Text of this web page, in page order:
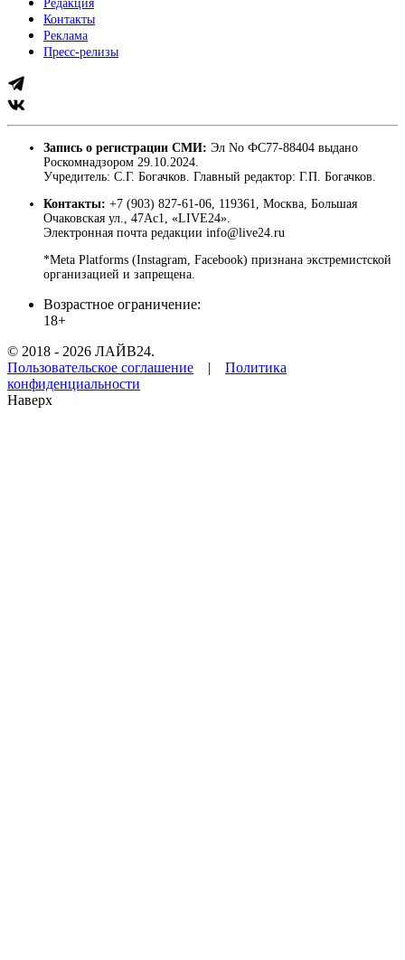
Редакция
Контакты
Реклама
Пресс-релизы
Запись о регистрации СМИ: Эл No ФС77-88404 выдано
Роскомнадзором 29.10.2024.
Учредитель: С.Г. Богачков. Главный редактор: Г.П. Богачков.
Контакты: +7 (903) 827-61-06, 119361, Москва, Большая
Очаковская ул., 47Ас1, «LIVE24».
Электронная почта редакции info@live24.ru
*Meta Platforms (Instagram, Facebook) признана экстремистской
организацией и запрещена.
Возрастное ограничение:
18+
© 2018 - 2026 ЛАЙВ24.
Пользовательское соглашение | Политика
конфиденциальности
Наверх